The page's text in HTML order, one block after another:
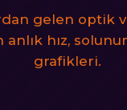
gelen optik
anlık hız,
grafikleri.